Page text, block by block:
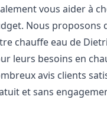
vous aider à
Nous proposons
chauffe eau de
leurs besoins en
avis clients
et sans